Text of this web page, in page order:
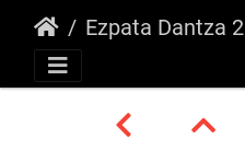
Ezpata Dantza 2024, Bixintxo Festa